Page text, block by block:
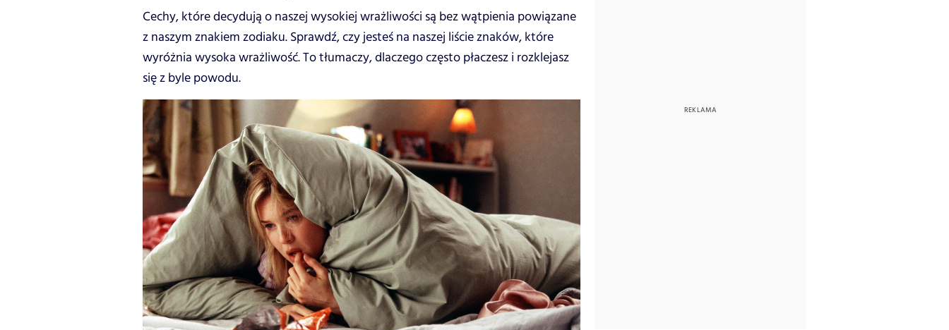
Cechy, które decydują o naszej wysokiej wrażliwości są bez wątpienia powiązane
z naszym znakiem zodiaku. Sprawdź, czy jesteś na naszej liście znaków, które
wyróżnia wysoka wrażliwość. To tłumaczy, dlaczego często płaczesz i rozklejasz
się z byle powodu.